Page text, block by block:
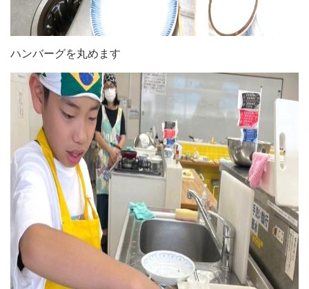
ハンバーグを丸めます